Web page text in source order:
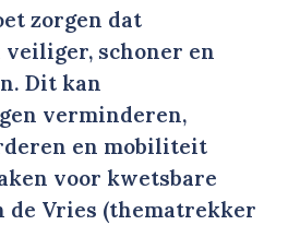
zorgen dat
schoner en
Dit kan
verminderen,
en mobiliteit
voor kwetsbare
de Vries (thematrekker